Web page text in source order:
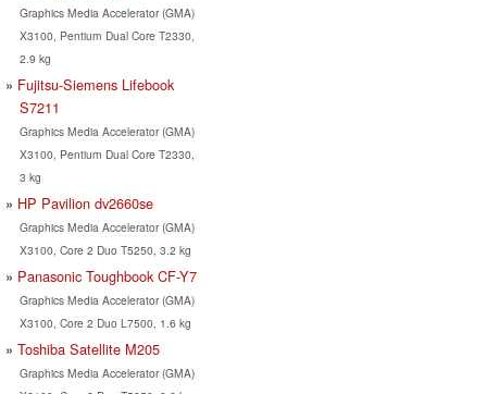
Graphics Media Accelerator (GMA)
X3100, Pentium Dual Core T2330,
2.9 kg
Fujitsu-Siemens Lifebook
S7211
Graphics Media Accelerator (GMA)
X3100, Pentium Dual Core T2330,
3 kg
HP Pavilion dv2660se
Graphics Media Accelerator (GMA)
X3100, Core 2 Duo T5250, 3.2 kg
Panasonic Toughbook CF-Y7
Graphics Media Accelerator (GMA)
X3100, Core 2 Duo L7500, 1.6 kg
Toshiba Satellite M205
Graphics Media Accelerator (GMA)